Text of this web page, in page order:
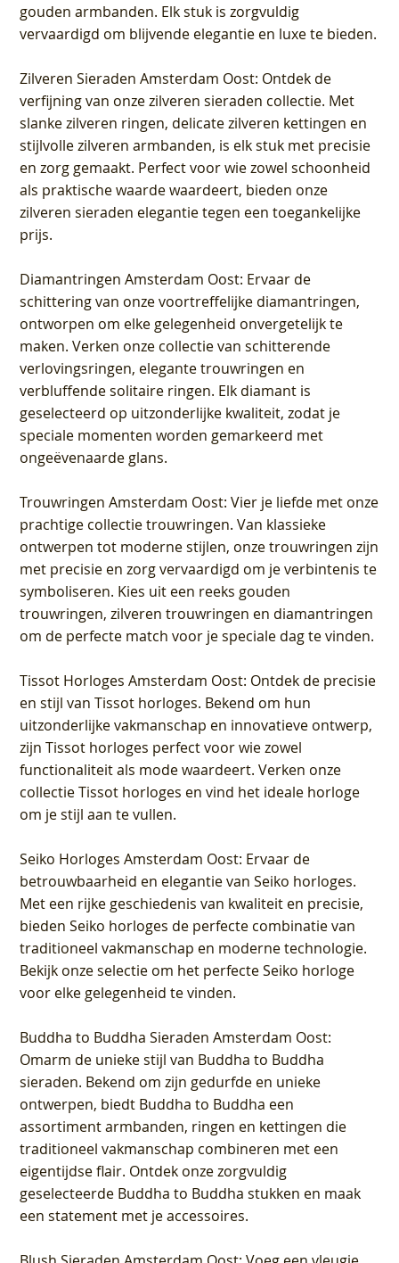
gouden armbanden. Elk stuk is zorgvuldig
vervaardigd om blijvende elegantie en luxe te bieden.
Zilveren Sieraden Amsterdam Oost: Ontdek de
verfijning van onze zilveren sieraden collectie. Met
slanke zilveren ringen, delicate zilveren kettingen en
stijlvolle zilveren armbanden, is elk stuk met precisie
en zorg gemaakt. Perfect voor wie zowel schoonheid
als praktische waarde waardeert, bieden onze
zilveren sieraden elegantie tegen een toegankelijke
prijs.
Diamantringen Amsterdam Oost: Ervaar de
schittering van onze voortreffelijke diamantringen,
ontworpen om elke gelegenheid onvergetelijk te
maken. Verken onze collectie van schitterende
verlovingsringen, elegante trouwringen en
verbluffende solitaire ringen. Elk diamant is
geselecteerd op uitzonderlijke kwaliteit, zodat je
speciale momenten worden gemarkeerd met
ongeëvenaarde glans.
Trouwringen Amsterdam Oost: Vier je liefde met onze
prachtige collectie trouwringen. Van klassieke
ontwerpen tot moderne stijlen, onze trouwringen zijn
met precisie en zorg vervaardigd om je verbintenis te
symboliseren. Kies uit een reeks gouden
trouwringen, zilveren trouwringen en diamantringen
om de perfecte match voor je speciale dag te vinden.
Tissot Horloges Amsterdam Oost: Ontdek de precisie
en stijl van Tissot horloges. Bekend om hun
uitzonderlijke vakmanschap en innovatieve ontwerp,
zijn Tissot horloges perfect voor wie zowel
functionaliteit als mode waardeert. Verken onze
collectie Tissot horloges en vind het ideale horloge
om je stijl aan te vullen.
Seiko Horloges Amsterdam Oost: Ervaar de
betrouwbaarheid en elegantie van Seiko horloges.
Met een rijke geschiedenis van kwaliteit en precisie,
bieden Seiko horloges de perfecte combinatie van
traditioneel vakmanschap en moderne technologie.
Bekijk onze selectie om het perfecte Seiko horloge
voor elke gelegenheid te vinden.
Buddha to Buddha Sieraden Amsterdam Oost:
Omarm de unieke stijl van Buddha to Buddha
sieraden. Bekend om zijn gedurfde en unieke
ontwerpen, biedt Buddha to Buddha een
assortiment armbanden, ringen en kettingen die
traditioneel vakmanschap combineren met een
eigentijdse flair. Ontdek onze zorgvuldig
geselecteerde Buddha to Buddha stukken en maak
een statement met je accessoires.